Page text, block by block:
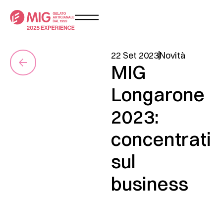
22 Set 2023Novità
MIG
Longarone
2023:
concentrati
sul
business